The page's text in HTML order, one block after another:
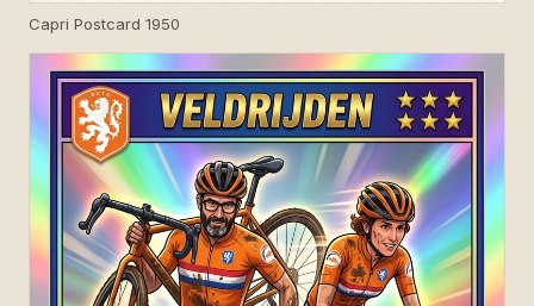
Capri Postcard 1950